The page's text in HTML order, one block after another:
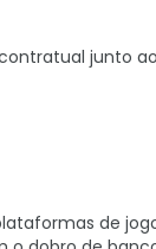
contratual junto
de